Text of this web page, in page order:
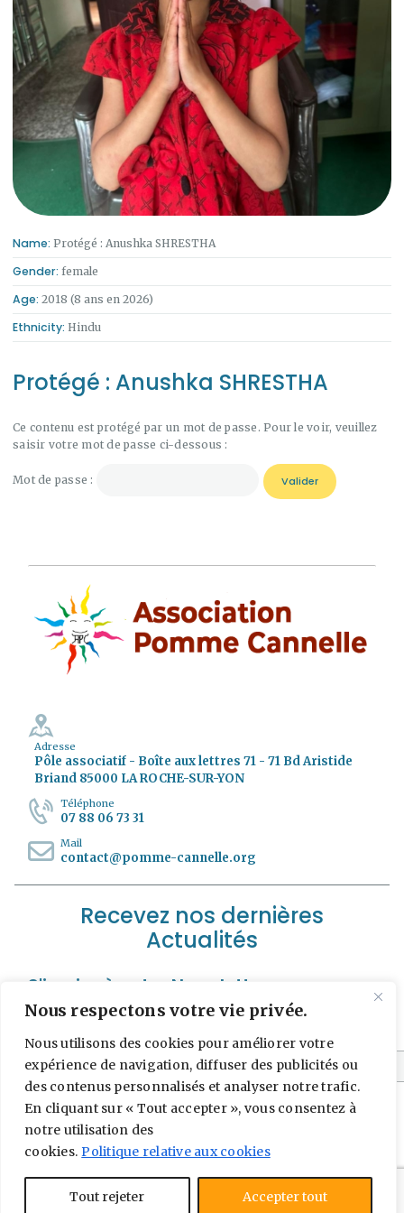
Nous respectons votre vie privée.
Nous utilisons des cookies pour améliorer votre
expérience de navigation, diffuser des publicités ou
des contenus personnalisés et analyser notre trafic.
En cliquant sur « Tout accepter », vous consentez à
notre utilisation des
cookies. Politique relative aux cookies
Tout rejeter Accepter tout
Name: Protégé : Anushka SHRESTHA
Gender: female
Age: 2018 (8 ans en 2026)
Ethnicity: Hindu
Protégé : Anushka SHRESTHA
Ce contenu est protégé par un mot de passe. Pour le voir, veuillez
saisir votre mot de passe ci-dessous :
Mot de passe :
Adresse
Pôle associatif - Boîte aux lettres 71 - 71 Bd Aristide
Briand 85000 LA ROCHE-SUR-YON
Téléphone
07 88 06 73 31
Mail
contact@pomme-cannelle.org
Recevez nos dernières
Actualités
S'incrire à notre Newsletter
Adresse e-mail *
© 2024 INFOCEANE Mentions Légales